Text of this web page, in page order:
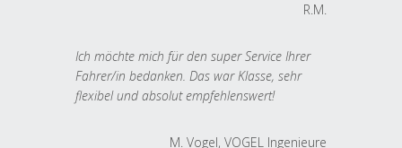
R.M.
Ich möchte mich für den super Service Ihrer
Fahrer/in bedanken. Das war Klasse, sehr
flexibel und absolut empfehlenswert!
M. Vogel, VOGEL Ingenieure